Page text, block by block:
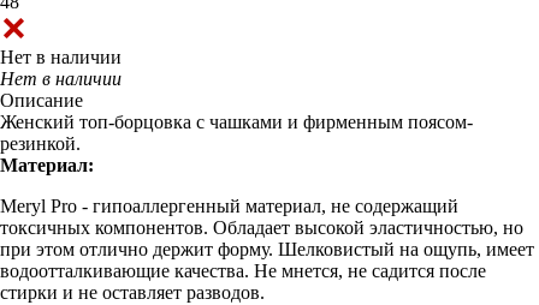
Нет в наличии
Нет в наличии
Описание
Женский топ-борцовка с чашками и фирменным поясом-
резинкой.
Материал:
Meryl Pro - гипоаллергенный материал, не содержащий
токсичных компонентов. Обладает высокой эластичностью, но
при этом отлично держит форму. Шелковистый на ощупь, имеет
водоотталкивающие качества. Не мнется, не садится после
стирки и не оставляет разводов.